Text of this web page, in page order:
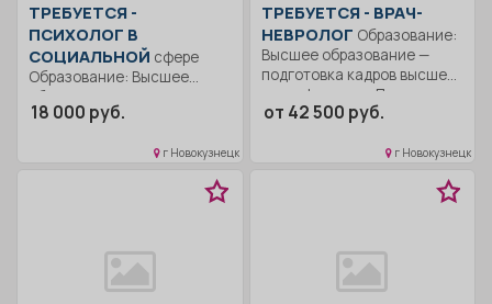
ТРЕБУЕТСЯ -
ПСИХОЛОГ В
СОЦИАЛЬНОЙ сфере
Образование: Высшее
образование —
бакалавриат.. Участвует в
18 000 руб.
г Новокузнецк
ТРЕБУЕТСЯ - ВРАЧ-
НЕВРОЛОГ
Высшее образование —
подготовка кадров высшей
квалификации.. Принимать...
от 42 500 руб.
г Новокузнецк